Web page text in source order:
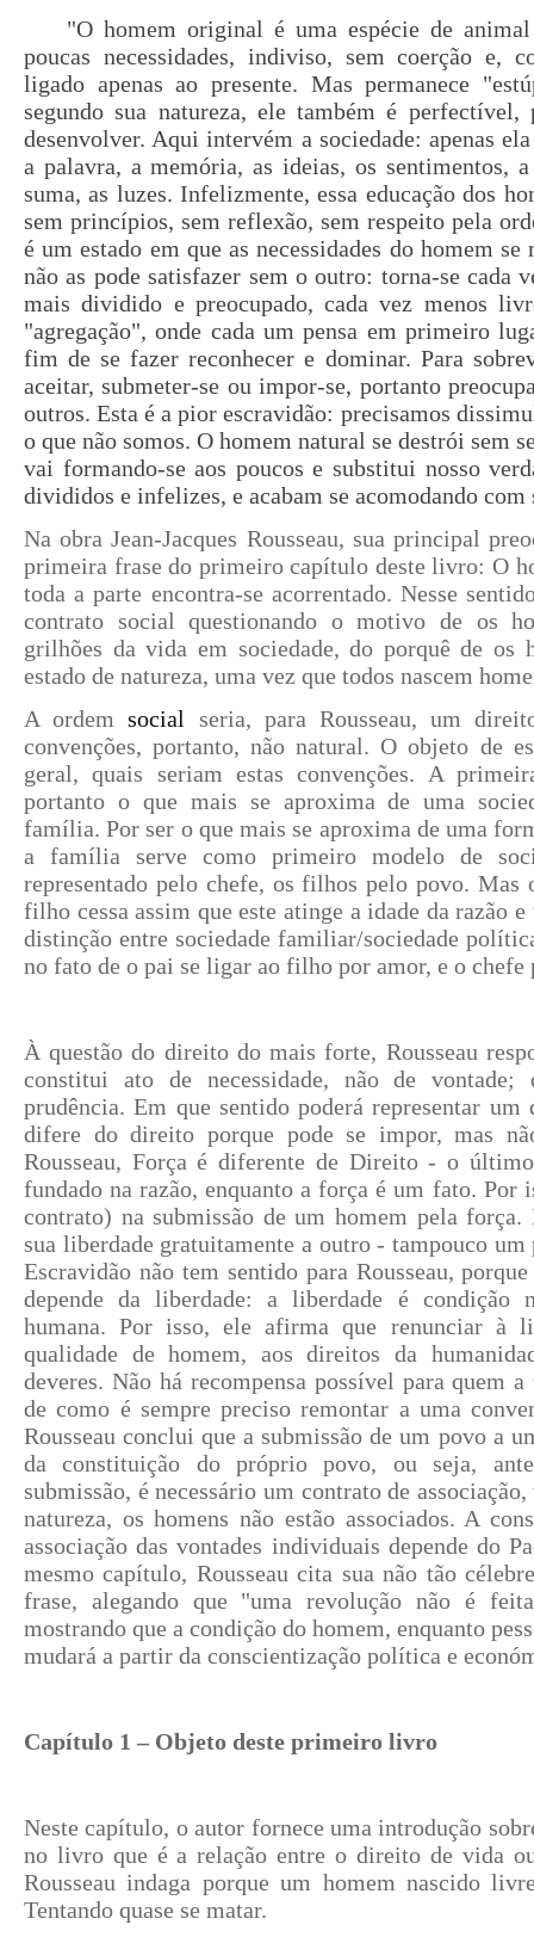
"O homem original é uma espécie de
poucas necessidades, indiviso, sem coerção e,
ligado apenas ao presente. Mas permanece
segundo sua natureza, ele também é perfectível,
desenvolver. Aqui intervém a sociedade: apenas
a palavra, a memória, as ideias, os sentimentos,
suma, as luzes. Infelizmente, essa educação dos
sem princípios, sem reflexão, sem respeito pela
é um estado em que as necessidades do homem
não as pode satisfazer sem o outro: torna-se cada
mais dividido e preocupado, cada vez menos
"agregação", onde cada um pensa em primeiro
fim de se fazer reconhecer e dominar. Para
aceitar, submeter-se ou impor-se, portanto
outros. Esta é a pior escravidão: precisamos
o que não somos. O homem natural se destrói sem
vai formando-se aos poucos e substitui nosso
divididos e infelizes, e acabam se acomodando com
Na obra Jean-Jacques Rousseau, sua principal
primeira frase do primeiro capítulo deste livro: O
toda a parte encontra-se acorrentado. Nesse
contrato social questionando o motivo de os
grilhões da vida em sociedade, do porquê de os
estado de natureza, uma vez que todos nascem
A ordemsocial
seria, para Rousseau, um
convenções, portanto, não natural. O objeto de
geral, quais seriam estas convenções. A
portanto o que mais se aproxima de uma
família. Por ser o que mais se aproxima de uma
a família serve como primeiro modelo de
representado pelo chefe, os filhos pelo povo.
filho cessa assim que este atinge a idade da razão
distinção entre sociedade familiar/sociedade
no fato de o pai se ligar ao filho por amor, e o chefe
À questão do direito do mais forte, Rousseau
constitui ato de necessidade, não de
prudência. Em que sentido poderá representar um
difere do direito porque pode se impor, mas
Rousseau, Força é diferente de Direito - o
fundado na razão, enquanto a força é um fato. Por
contrato) na submissão de um homem pela força.
sua liberdade gratuitamente a outro - tampouco
Escravidão não tem sentido para Rousseau,
depende da liberdade: a liberdade é condição
humana. Por isso, ele afirma que renunciar à
qualidade de homem, aos direitos da
deveres. Não há recompensa possível para quem
de como é sempre preciso remontar a uma
Rousseau conclui que a submissão de um povo a
da constituição do próprio povo, ou seja,
submissão, é necessário um contrato de
natureza, os homens não estão associados. A
associação das vontades individuais depende do
mesmo capítulo, Rousseau cita sua não tão
frase, alegando que "uma revolução não é
mostrando que a condição do homem, enquanto
mudará a partir da conscientização política e
Capítulo 1 – Objeto deste primeiro livro
Neste capítulo, o autor fornece uma introdução
no livro que é a relação entre o direito de vida
Rousseau indaga porque um homem nascido
Tentando quase se matar.